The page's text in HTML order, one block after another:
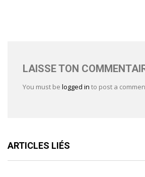
LAISSE TON
You must be logged in to post a
ARTICLES LIÉS